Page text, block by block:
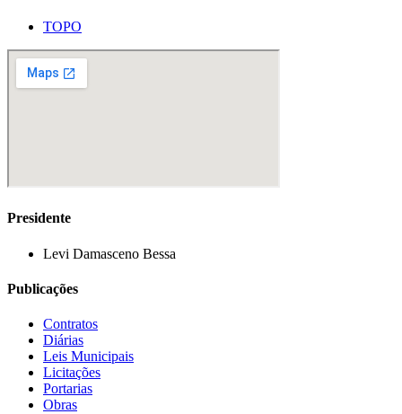
TOPO
Presidente
Levi Damasceno Bessa
Publicações
Contratos
Diárias
Leis Municipais
Licitações
Portarias
Obras